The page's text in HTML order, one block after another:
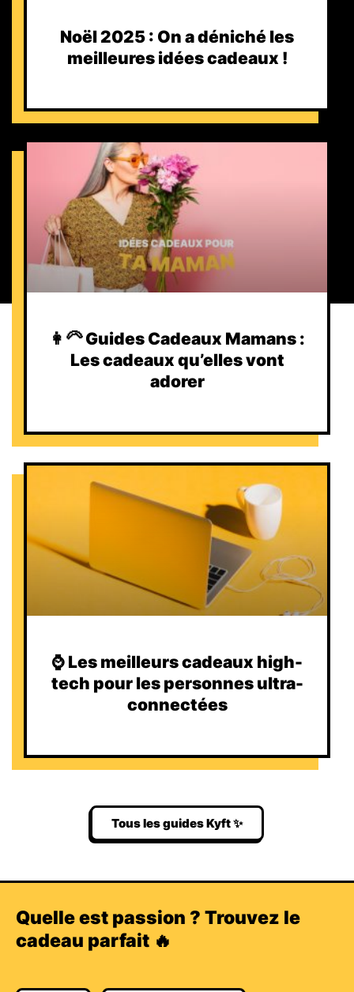
Noël 2025 : On a déniché les
meilleures idées cadeaux !
👩‍🦳 Guides Cadeaux Mamans :
Les cadeaux qu’elles vont
adorer
⌚️ Les meilleurs cadeaux high-
tech pour les personnes ultra-
connectées
Tous les guides Kyft ✨
Quelle est passion ? Trouvez le
cadeau parfait 🔥